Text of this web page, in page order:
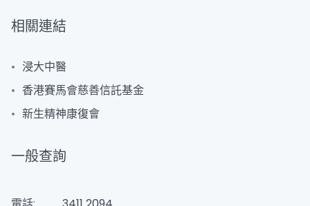
相關連結
浸大中醫
⾹港賽⾺會慈善信託基⾦
新⽣精神康復會
一般查詢